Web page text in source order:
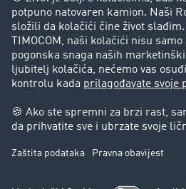
Korisnici preporučuju korisnike
Blog
Zabrane vožnje za kamione
Pravni
Impresum